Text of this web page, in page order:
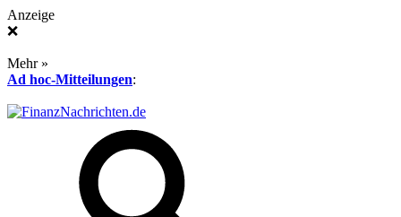
Anzeige
❌
Mehr »
Ad hoc-Mitteilungen: